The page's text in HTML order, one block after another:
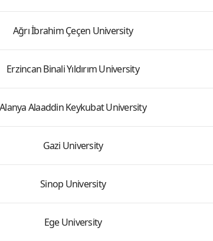
Ağrı İbrahim Çeçen University
Erzincan Binali Yıldırım University
Alanya Alaaddin Keykubat University
Gazi University
Sinop University
Ege University